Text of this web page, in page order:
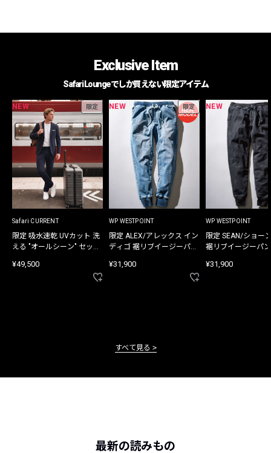
Exclusive Item
Safari Loungeでしか買えない限定アイテム
NEW 限定
Safari CURRENT
限定 吸水速乾 UVカット 洗
える "オールシーン" セット
¥49,500
NEW 限定
WP WESTPOINT
限定 ALEX/アレックス イン
ディゴ 裾リブイージーパン
¥31,900
NEW
WP WESTPOINT
限定 SEAN/ショー
裾リブイージーパ
¥31,900
すべて見る
最新の読みもの